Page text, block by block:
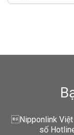
Nipponlink Việt
số